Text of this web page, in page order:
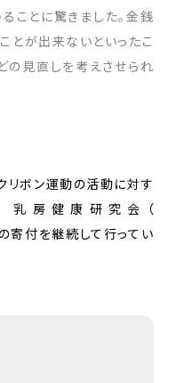
ことに驚きました。金銭
とが出来ないといったこ
の見直しを考えさせられ
リボン運動の活動に対す
乳房健康研究会（
の寄付を継続して行ってい